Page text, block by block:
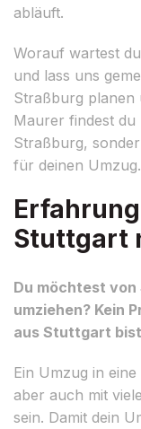
abläuft.
Worauf wartest
und lass uns
Straßburg planen
Maurer findest
Straßburg,
für deinen Umzug.
Stuttgart
Du möchtest
umziehen? Kein
aus Stuttgart
Ein Umzug in
aber auch mit
sein. Damit dein